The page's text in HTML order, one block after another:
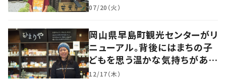
07/20（火）
岡山県早島町観光センターがリ
ニューアル。背後にはまちの子
どもを思う温かな気持ちがあっ
た
12/17（木）